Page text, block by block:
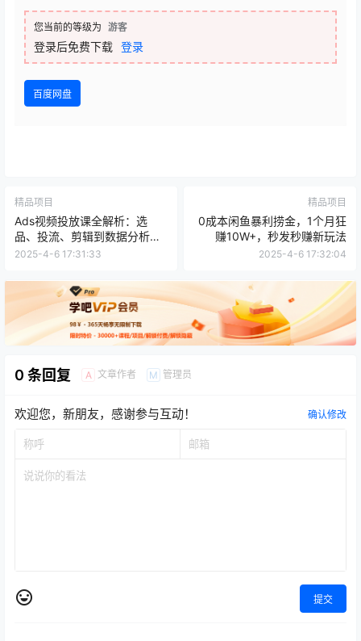
您当前的等级为 游客
登录后免费下载 登录
百度网盘
精品项目
Ads视频投放课全解析：选
品、投流、剪辑到数据分析，
一站式掌握投放秘诀
2025-4-6 17:31:33
精品项目
0成本闲鱼暴利捞金，1个月狂
赚10W+，秒发秒赚新玩法
2025-4-6 17:32:04
0 条回复 A 文章作者 M 管理员
欢迎您，新朋友，感谢参与互动！ 确认修改
提交